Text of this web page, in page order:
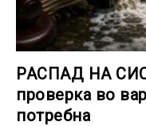
РАСПАД НА
проверка во
потребна